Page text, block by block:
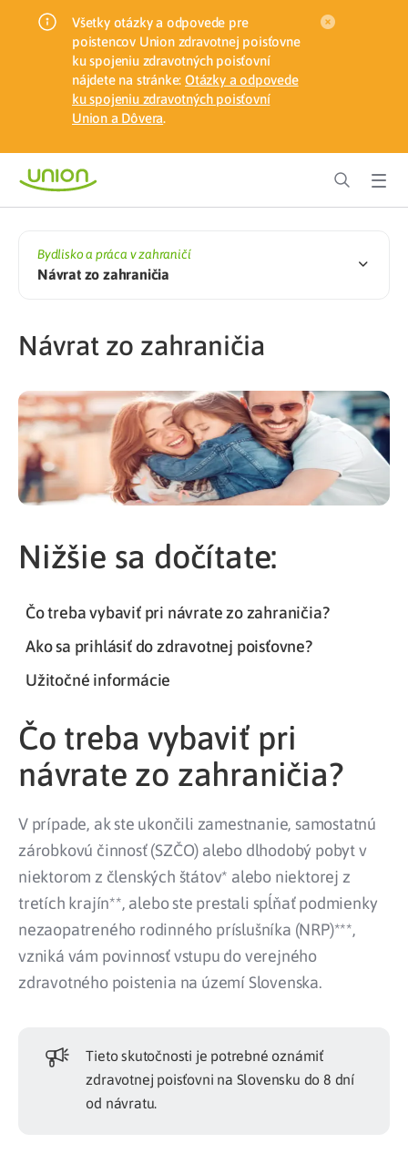
Všetky otázky a odpovede pre
poistencov Union zdravotnej poisťovne
ku spojeniu zdravotných poisťovní
nájdete na stránke: Otázky a odpovede
ku spojeniu zdravotných poisťovní
Union a Dôvera.
Bydlisko a práca v zahraničí
Návrat zo zahraničia
Návrat zo zahraničia
Nižšie sa dočítate:
Čo treba vybaviť pri návrate zo zahraničia?
Ako sa prihlásiť do zdravotnej poisťovne?
Užitočné informácie
Čo treba vybaviť pri
návrate zo zahraničia?
V prípade, ak ste ukončili zamestnanie, samostatnú
zárobkovú činnosť (SZČO) alebo dlhodobý pobyt v
niektorom z členských štátov* alebo niektorej z
tretích krajín**, alebo ste prestali spĺňať podmienky
nezaopatreného rodinného príslušníka (NRP)***,
vzniká vám povinnosť vstupu do verejného
zdravotného poistenia na území Slovenska.
Tieto skutočnosti je potrebné oznámiť
zdravotnej poisťovni na Slovensku do 8 dní
od návratu.